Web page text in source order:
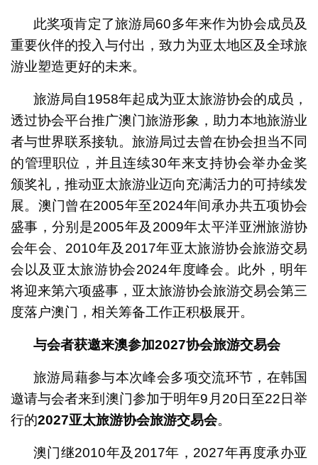
此奖项肯定了旅游局60多年来作为协会成员及
重要伙伴的投入与付出，致力为亚太地区及全球旅
游业塑造更好的未来。
旅游局自1958年起成为亚太旅游协会的成员，
透过协会平台推广澳门旅游形象，助力本地旅游业
者与世界联系接轨。旅游局过去曾在协会担当不同
的管理职位，并且连续30年来支持协会举办金奖
颁奖礼，推动亚太旅游业迈向充满活力的可持续发
展。澳门曾在2005年至2024年间承办共五项协会
盛事，分别是2005年及2009年太平洋亚洲旅游协
会年会、2010年及2017年亚太旅游协会旅游交易
会以及亚太旅游协会2024年度峰会。此外，明年
将迎来第六项盛事，亚太旅游协会旅游交易会第三
度落户澳门，相关筹备工作正积极展开。
与会者获邀来澳参加2027协会旅游交易会
旅游局藉参与本次峰会多项交流环节，在韩国
邀请与会者来到澳门参加于明年9月20日至22日举
行的2027亚太旅游协会旅游交易会。
澳门继2010年及2017年，2027年再度承办亚